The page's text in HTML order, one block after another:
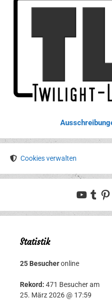
Cookies verwalten
Statistik
25 Besucheronline
Rekord: 471 Besucher am
25. März 2026 @ 17:59